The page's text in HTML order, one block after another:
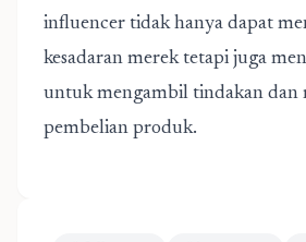
influencer tidak hanya dapat
kesadaran merek tetapi juga
untuk mengambil tindakan dan
pembelian produk.